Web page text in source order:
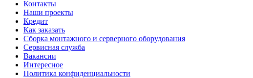
Контакты
Наши проекты
Кредит
Как заказать
Сборка монтажного и серверного оборудования
Сервисная служба
Вакансии
Интересное
Политика конфиденциальности